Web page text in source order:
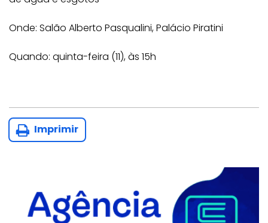
Onde: Salão Alberto Pasqualini, Palácio Piratini
Quando: quinta-feira (11), às 15h
Imprimir